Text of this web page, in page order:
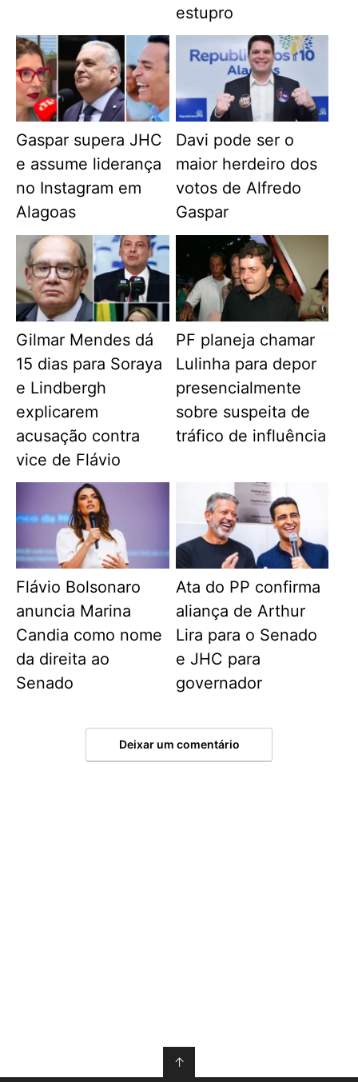
estupro
Gaspar supera JHC
e assume liderança
no Instagram em
Alagoas
Davi pode ser o
maior herdeiro dos
votos de Alfredo
Gaspar
Gilmar Mendes dá
15 dias para Soraya
e Lindbergh
explicarem
acusação contra
vice de Flávio
PF planeja chamar
Lulinha para depor
presencialmente
sobre suspeita de
tráfico de influência
Flávio Bolsonaro
anuncia Marina
Candia como nome
da direita ao
Senado
Ata do PP confirma
aliança de Arthur
Lira para o Senado
e JHC para
governador
Deixar um comentário
↑